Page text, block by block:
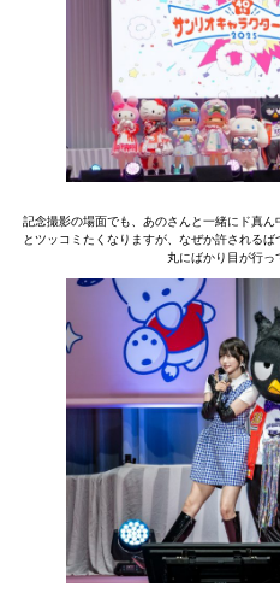
記念撮影の場面でも、あのさんと一緒にド真ん
とツッコミたくなりますが、なぜか許される
丸にばかり目が行っ